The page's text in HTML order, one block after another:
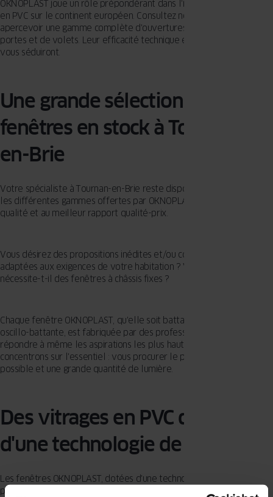
OKNOPLAST joue un rôle prépondérant dans l'industrie des fenêtres
en PVC sur le continent européen. Consultez notre sélection pour
apercevoir une gamme complète d'ouvertures, de baies vitrées, de
portes et de volets. Leur efficacité technique et leur esthétisme
vous séduiront.
Une grande sélection de
fenêtres en stock à Tournan-
en-Brie
Votre spécialiste à Tournan-en-Brie reste disponible pour présenter
les différentes gammes offertes par OKNOPLAST, d'une excellente
qualité et au meilleur rapport qualité-prix.
Vous désirez des propositions inédites et/ou complètement
adaptées aux exigences de votre habitation ? Votre projet
nécessite-t-il des fenêtres à châssis fixes ?
Chaque fenêtre OKNOPLAST, qu'elle soit battante, coulissante ou
oscillo-battante, est fabriquée par des professionnels afin de
répondre à même les aspirations les plus hautes. Nous nous
concentrons sur l'essentiel : vous procurer le plus de confort
possible et une grande quantité de lumière.
Des vitrages en PVC dotés
d'une technologie de pointe
Les fenêtres OKNOPLAST, dotées d'une technologie de pointe,
permettent d'augmenter de 22% l'apport de lumière dans vos